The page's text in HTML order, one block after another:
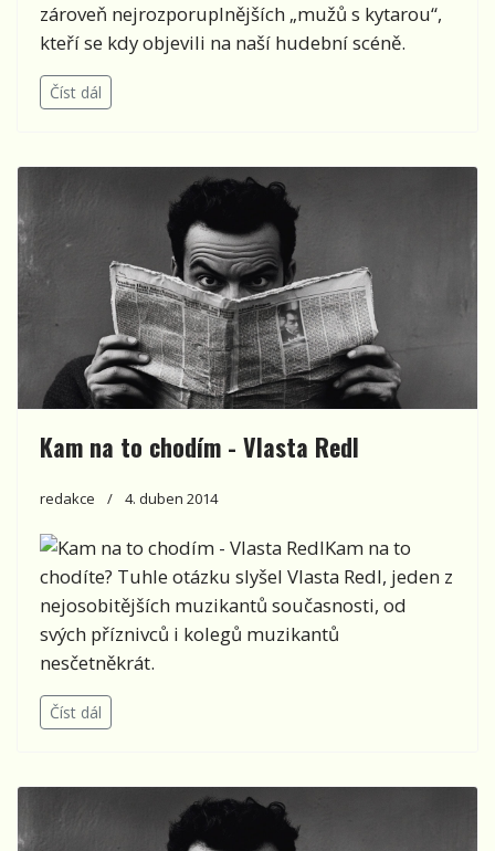
zároveň nejrozporuplnějších „mužů s kytarou“,
kteří se kdy objevili na naší hudební scéně.
Číst dál
Kam na to chodím - Vlasta Redl
redakce 4. duben 2014
Kam na to
chodíte? Tuhle otázku slyšel Vlasta Redl, jeden z
nejosobitějších muzikantů současnosti, od
svých příznivců i kolegů muzikantů
nesčetněkrát.
Číst dál